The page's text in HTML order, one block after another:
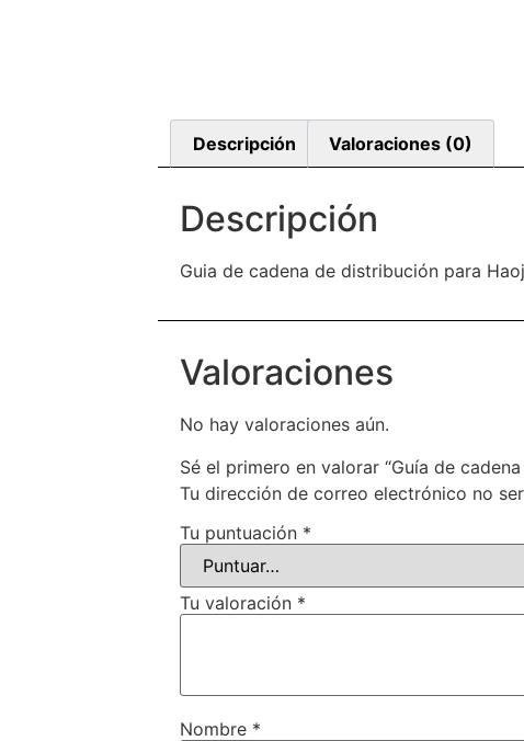
Descripción Valoraciones (0)
Descripción
Guia de cadena de distribución para
Valoraciones
No hay valoraciones aún.
Sé el primero en valorar “Guía de
Tu dirección de correo electrónico no
Tu puntuación *
Tu valoración *
Nombre *